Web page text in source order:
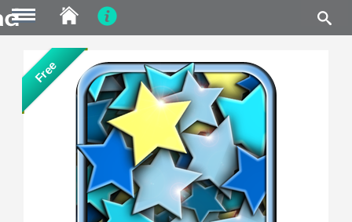
content
Free